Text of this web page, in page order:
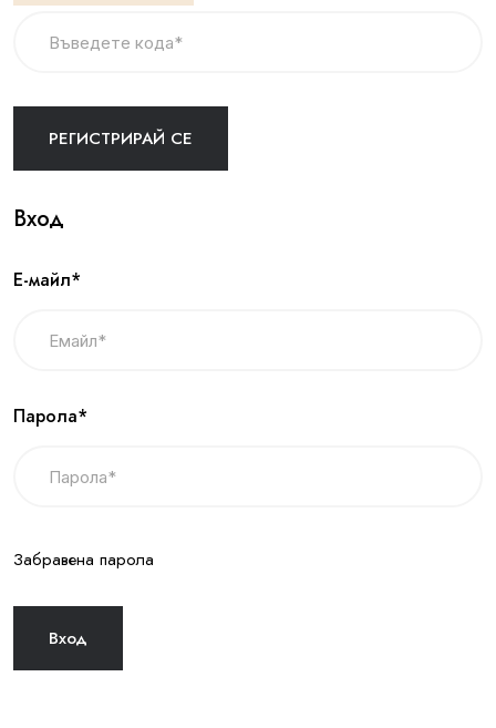
Вход
Е-майл*
Парола*
Забравена парола